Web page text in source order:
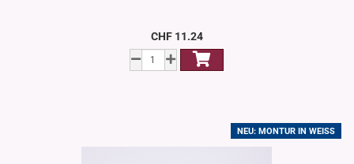
CHF 11.24
NEU: MONTUR IN WEISS